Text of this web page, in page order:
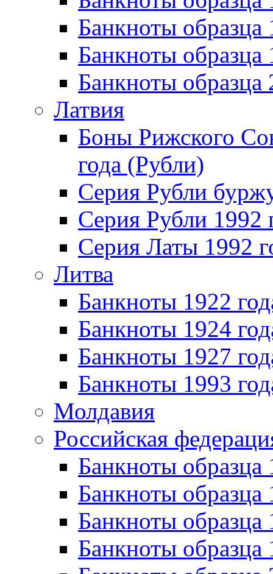
Банкноты образца
Банкноты
Банкноты
Латвия
Боны Рижского
года (Рубли)
Серия Рубли
Серия Рубли 1992
Серия Латы 1992
Литва
Банкноты 1922
Банкноты 1924
Банкноты 1927
Банкноты 1993
Молдавия
Российская
Банкноты образца
Банкноты образца
Банкноты образца
Банкноты образца